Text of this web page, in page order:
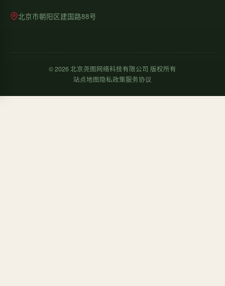
北京市朝阳区建国路88号
©2026北京尧图网络科技有限公司 版权所有
站点地图隐私政策服务协议